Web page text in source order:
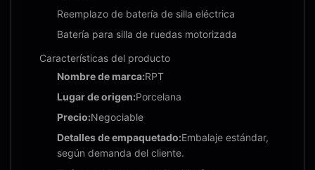
Reemplazo de batería de silla eléctrica
Batería para silla de ruedas motorizada
Características del producto
Nombre de marca:RPT
Lugar de origen:Porcelana
Precio:Negociable
Detalles de empaquetado:Embalaje estándar,
según demanda del cliente.